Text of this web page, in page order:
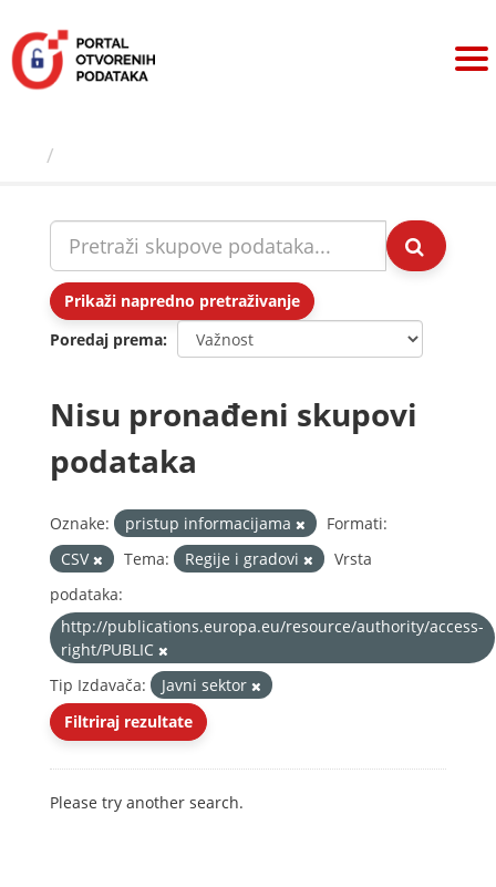
sadržaj
Prikaži napredno pretraživanje
Poredaj prema
Nisu pronađeni skupovi
podataka
Oznake: pristup informacijama
Formati:
CSV
Tema: Regije i gradovi
Vrsta
podataka:
http://publications.europa.eu/resource/authority/access-
right/PUBLIC
Tip Izdavača:
Javni sektor
Filtriraj rezultate
Please try another search.